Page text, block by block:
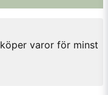
varor för minst